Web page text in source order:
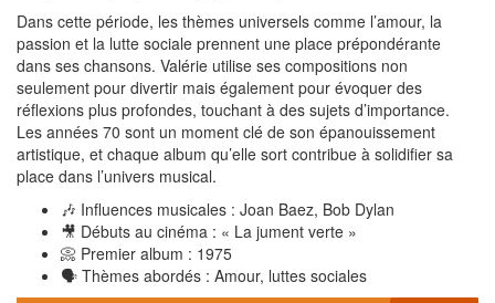
Dans cette période, les thèmes universels comme l’amour, la
passion et la lutte sociale prennent une place prépondérante
dans ses chansons. Valérie utilise ses compositions non
seulement pour divertir mais également pour évoquer des
réflexions plus profondes, touchant à des sujets d’importance.
Les années 70 sont un moment clé de son épanouissement
artistique, et chaque album qu’elle sort contribue à solidifier sa
place dans l’univers musical.
🎶 Influences musicales : Joan Baez, Bob Dylan
🎥 Débuts au cinéma : « La jument verte »
📀 Premier album : 1975
🗣️ Thèmes abordés : Amour, luttes sociales